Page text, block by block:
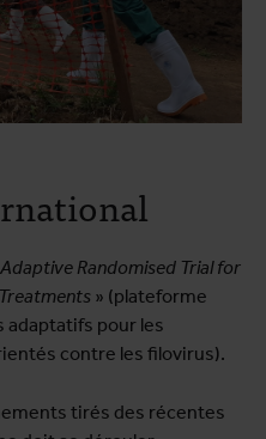
Randomised Trial for
» (plateforme
adaptatifs pour les
contre les filovirus).
tirés des récentes